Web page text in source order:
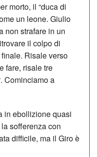
morto, il “duca di
un leone. Giulio
non strafare in un
il colpo di
Risale verso
fare, risale tre
Cominciamo a
in ebollizione quasi
sofferenza con
difficile, ma il Giro è